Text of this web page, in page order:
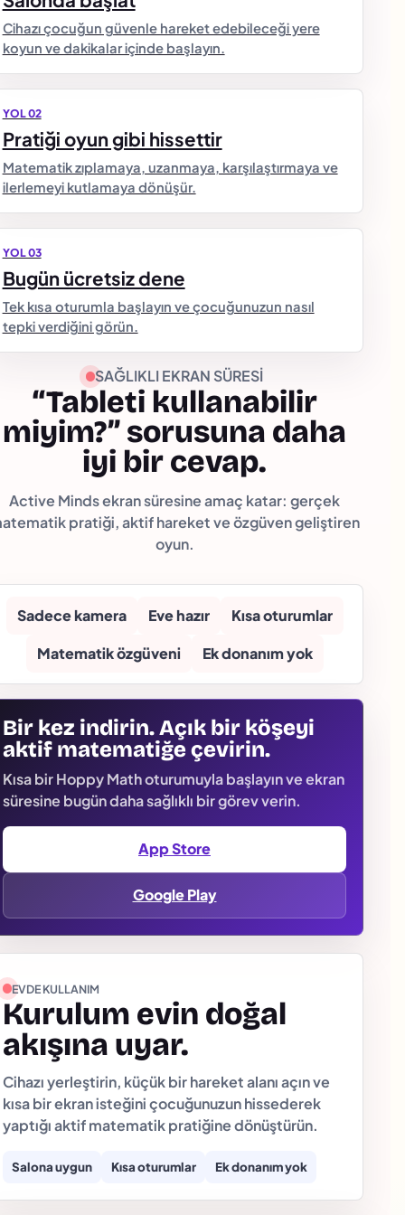
Cihazı çocuğun güvenle hareket edebileceği yere
koyun ve dakikalar içinde başlayın.
YOL 02
Pratiği oyun gibi hissettir
Matematik zıplamaya, uzanmaya, karşılaştırmaya ve
ilerlemeyi kutlamaya dönüşür.
YOL 03
Bugün ücretsiz dene
Tek kısa oturumla başlayın ve çocuğunuzun nasıl
tepki verdiğini görün.
SAĞLIKLI EKRAN SÜRESI
“Tableti kullanabilir
miyim?” sorusuna daha
iyi bir cevap.
Active Minds ekran süresine amaç katar: gerçek
pratiği, aktif hareket ve özgüven geliştiren
oyun.
Sadece kamera Eve hazır
Kısa oturumlar
Matematik özgüveni
Ek donanım yok
Bir kez indirin. Açık bir köşeyi
aktif matematiğe çevirin.
Kısa bir Hoppy Math oturumuyla başlayın ve ekran
süresine bugün daha sağlıklı bir görev verin.
App Store
Google Play
EVDE KULLANIM
Kurulum evin doğal
akışına uyar.
Cihazı yerleştirin, küçük bir hareket alanı açın ve
kısa bir ekran isteğini çocuğunuzun hissederek
yaptığı aktif matematik pratiğine dönüştürün.
Salona uygun Kısa oturumlar Ek donanım yok